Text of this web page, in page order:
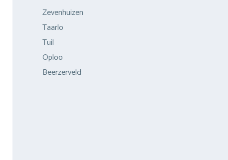
Zevenhuizen
Taarlo
Tuil
Oploo
Beerzerveld